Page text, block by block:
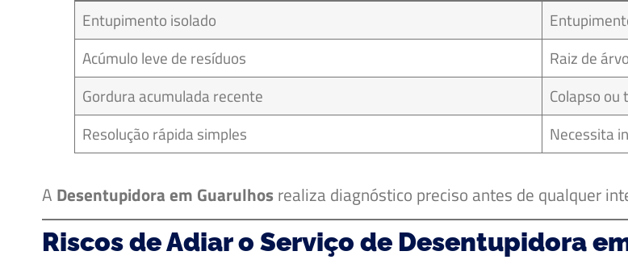
Entupimento isolado
Acúmulo leve de resíduos
Raiz de
Gordura acumulada recente
Colapso ou
Resolução rápida simples
Necessita
A Desentupidora em Guarulhos realiza diagnóstico preciso antes de qualquer
Riscos de Adiar o Serviço de Desentupidora